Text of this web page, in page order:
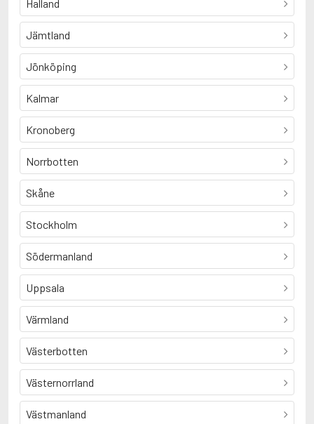
Halland
Jämtland
Jönköping
Kalmar
Kronoberg
Norrbotten
Skåne
Stockholm
Södermanland
Uppsala
Värmland
Västerbotten
Västernorrland
Västmanland